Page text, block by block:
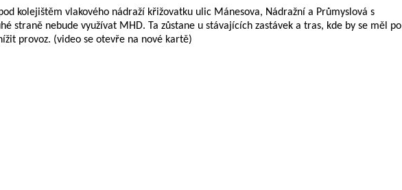
kolejištěm vlakového nádraží křižovatku ulic Mánesova, Nádražní a Průmyslová s
straně nebude využívat MHD. Ta zůstane u stávajících zastávek a tras, kde by se měl po
provoz. (video se otevře na nové kartě)